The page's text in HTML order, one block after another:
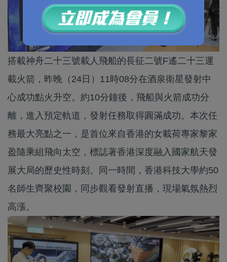
搭載神舟二十三號載人飛船的長征二號F遙二十三運
載火箭，昨晚（24日）11時08分在酒泉衛星發射中
心成功點火升空。約10分鐘後，飛船與火箭成功分
離，進入預定軌道，發射任務取得圓滿成功。本次任
務最大亮點之一，是首位來自香港的女載荷專家黎家
盈隨乘組飛向太空，標誌著香港深度融入國家航天發
展大局的歷史性時刻。同一時間，香港科技大學約50
名師生齊聚校園，同步觀看發射直播，現場氣氛熱烈
高漲。